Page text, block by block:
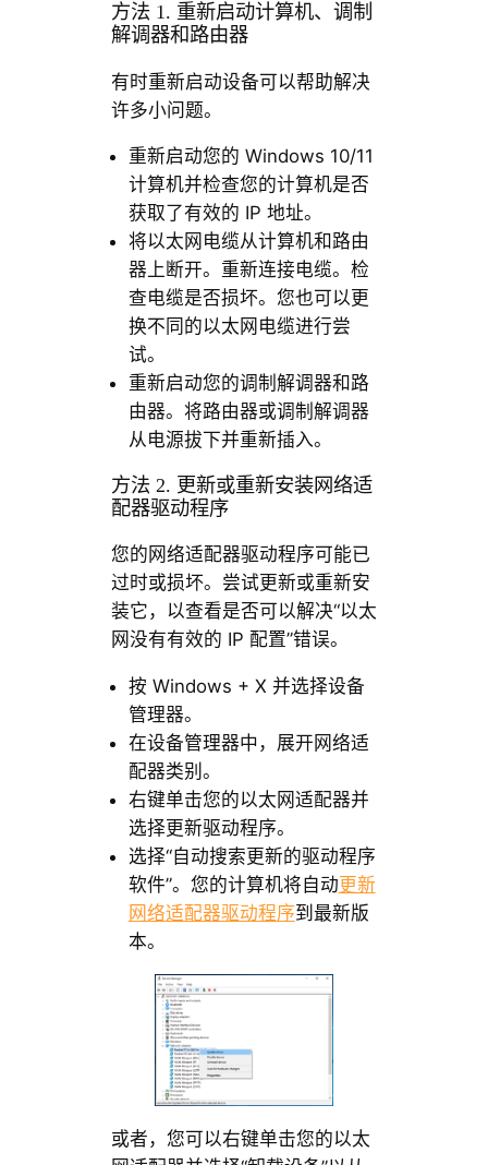
方法 1. 重新启动计算机、调制
解调器和路由器
有时重新启动设备可以帮助解决
许多小问题。
重新启动您的 Windows 10/11
计算机并检查您的计算机是否
获取了有效的 IP 地址。
将以太网电缆从计算机和路由
器上断开。重新连接电缆。检
查电缆是否损坏。您也可以更
换不同的以太网电缆进行尝
试。
重新启动您的调制解调器和路
由器。将路由器或调制解调器
从电源拔下并重新插入。
方法 2. 更新或重新安装网络适
配器驱动程序
您的网络适配器驱动程序可能已
过时或损坏。尝试更新或重新安
装它，以查看是否可以解决“以太
网没有有效的 IP 配置”错误。
按 Windows + X 并选择设备
管理器。
在设备管理器中，展开网络适
配器类别。
右键单击您的以太网适配器并
选择更新驱动程序。
选择“自动搜索更新的驱动程序
软件”。您的计算机将自动更新
网络适配器驱动程序到最新版
本。
或者，您可以右键单击您的以太